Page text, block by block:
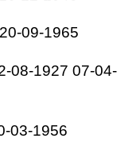
09-1965
08-1927 07-04-
03-1956